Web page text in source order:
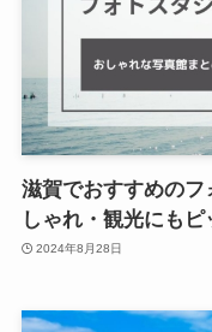
滋賀でおすすめの
しゃれ・観光にもピ
2024年8月28日